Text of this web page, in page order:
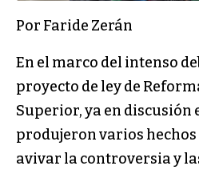
Por Faride Zerán
En el marco del intenso
proyecto de ley de
Superior, ya en discusión
produjeron varios
avivar la controversia y